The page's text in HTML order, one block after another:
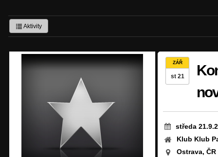
Aktivity
ZÁŘ
st 21
středa
Klub Klub
Ostrava, ČR